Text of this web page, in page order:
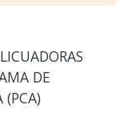
DE
(PCA)